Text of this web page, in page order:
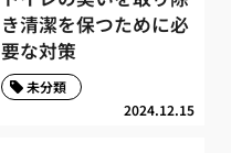
き清潔を保つために必
要な対策
2024.12.15
未分類